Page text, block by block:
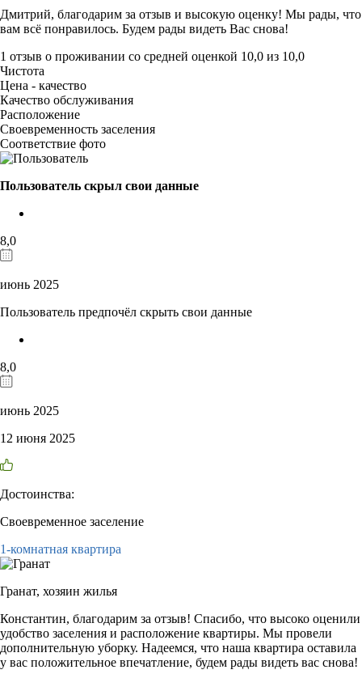
Дмитрий, благодарим за отзыв и высокую оценку! Мы рады, что
вам всё понравилось. Будем рады видеть Вас снова!
1 отзыв о проживании со средней оценкой 10,0 из 10,0
Чистота
Цена - качество
Качество обслуживания
Расположение
Своевременность заселения
Соответствие фото
Пользователь скрыл свои данные
8,0
июнь 2025
Пользователь предпочёл скрыть свои данные
8,0
июнь 2025
12 июня 2025
Достоинства:
Своевременное заселение
1-комнатная квартира
Гранат, хозяин жилья
Константин, благодарим за отзыв! Спасибо, что высоко оценили
удобство заселения и расположение квартиры. Мы провели
дополнительную уборку. Надеемся, что наша квартира оставила
у вас положительное впечатление, будем рады видеть вас снова!